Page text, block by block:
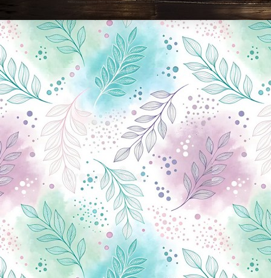
Новини Чернігова, Чернігівські новини, Чернігівський формат, новини Чернігова, події в Чернігові: політика, економіка, аналітика, культура, відеоновини, екологія, спортивний Чернігів, туризм, Чернігів